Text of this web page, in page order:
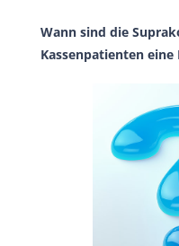
Wann sind die
Kassenpatienten eine